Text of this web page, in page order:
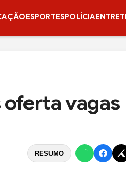
ESPORTESPOLÍCIA
oferta vagas
RESUMO